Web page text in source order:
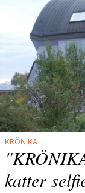
KRÖNIKA
katter